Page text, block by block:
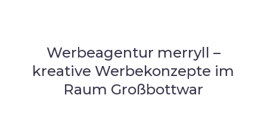
Werbeagentur merryll –
kreative Werbekonzepte im
Raum Großbottwar